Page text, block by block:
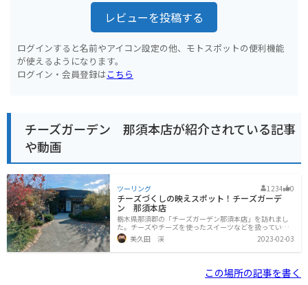
レビューを投稿する
ログインすると名前やアイコン設定の他、モトスポットの便利機能
が使えるようになります。
ログイン・会員登録はこちら
チーズガーデン 那須本店が紹介されている記事
や動画
ツーリング 1234 0
チーズづくしの映えスポット！チーズガーデ
ン 那須本店
栃木県那須郡の「チーズガーデン那須本店」を訪れまし
た。チーズやチーズを使ったスイーツなどを扱ってい
る、お洒落なショップです。朝は9:00開店ですが、開店
直後に着いたにもかかわらず駐車場には車が10台ぐらい
停まっていました。もっとも第2駐車場もありますし誘導
はまずないと思います。店内はこんな感じの、デザイン
性が高い施設です。扱っている商品も女子受けしそうな
美久田 渓 2023-02-03
この場所の記事を書く